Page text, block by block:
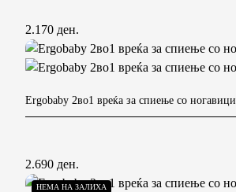
2.170 ден.
Ergobaby 2во1 вреќа за спиење со ногавици
2.690 ден.
НЕМА НА ЗАЛИХА